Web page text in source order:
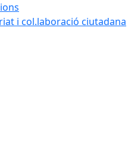
i col.laboració ciutadana